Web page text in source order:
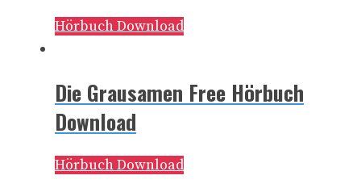
Hörbuch Download
Die Grausamen Free Hörbuch
Download
Hörbuch Download